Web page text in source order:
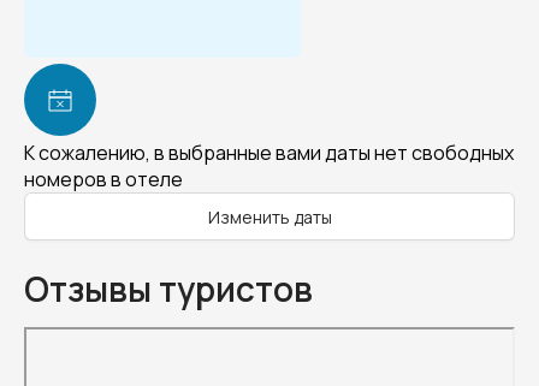
К сожалению, в выбранные вами даты нет свободных
номеров в отеле
Изменить даты
Отзывы туристов